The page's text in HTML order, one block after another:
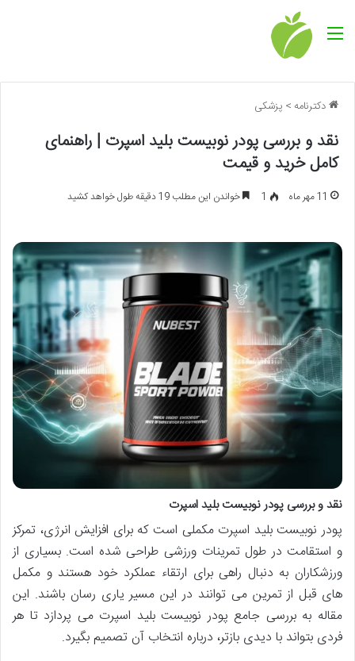
منو
دکترنامه > پزشکی
نقد و بررسی پودر نوبیست بلید اسپرت | راهنمای
کامل خرید و قیمت
11 مهر ماه 1 خواندن این مطلب 19 دقیقه طول خواهد کشید
نقد و بررسی پودر نوبیست بلید اسپرت
پودر نوبیست بلید اسپرت مکملی است که برای افزایش انرژی، تمرکز
و استقامت در طول تمرینات ورزشی طراحی شده است. بسیاری از
ورزشکاران به دنبال راهی برای ارتقاء عملکرد خود هستند و مکمل
های قبل از تمرین می توانند در این مسیر یاری رسان باشند. این
مقاله به بررسی جامع پودر نوبیست بلید اسپرت می پردازد تا هر
فردی بتواند با دیدی بازتر، درباره انتخاب آن تصمیم بگیرد.